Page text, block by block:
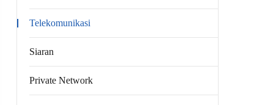
Telekomunikasi
Siaran
Private Network